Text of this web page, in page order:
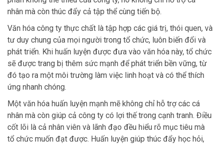
nhân mà còn thúc đẩy cả tập thể cùng tiến bộ.
Văn hóa công ty thực chất là tập hợp các giá trị, thói quen, và
tư duy chung của mọi người trong tổ chức, luôn biến đổi và
phát triển. Khi huấn luyện được đưa vào văn hóa này, tổ chức
sẽ được trang bị thêm sức mạnh để phát triển bền vững, từ
đó tạo ra một môi trường làm việc linh hoạt và có thể thích
ứng nhanh chóng.
Một văn hóa huấn luyện mạnh mẽ không chỉ hỗ trợ các cá
nhân mà còn giúp cả công ty có lợi thế trong cạnh tranh. Điều
cốt lõi là cả nhân viên và lãnh đạo đều hiểu rõ mục tiêu mà
tổ chức muốn đạt được. Huấn luyện giúp thúc đẩy học hỏi,